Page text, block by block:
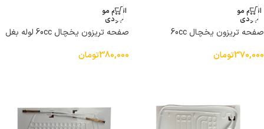
اتمام مو
جودی
صفحه تریزون یخچال 60cc
370,000تومان
اتمام مو
جودی
صفحه تریزون یخچال 60cc لوله بغل
380,000تومان